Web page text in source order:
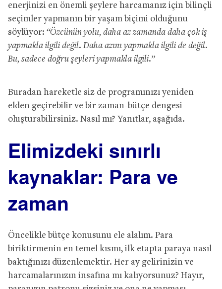
enerjinizi en önemli şeylere harcamanız için bilinçli
seçimler yapmanın bir yaşam biçimi olduğunu
söylüyor: “Özcünün yolu, daha az zamanda daha çok iş
yapmakla ilgili değil. Daha azını yapmakla ilgili de değil.
Bu, sadece doğru şeyleri yapmakla ilgili.”
Buradan hareketle siz de programınızı yeniden
elden geçirebilir ve bir zaman-bütçe dengesi
oluşturabilirsiniz. Nasıl mı? Yanıtlar, aşağıda.
Elimizdeki sınırlı
kaynaklar: Para ve
zaman
Öncelikle bütçe konusunu ele alalım. Para
biriktirmenin en temel kısmı, ilk etapta paraya nasıl
baktığınızı düzenlemektir. Her ay gelirinizin ve
harcamalarınızın insafına mı kalıyorsunuz? Hayır,